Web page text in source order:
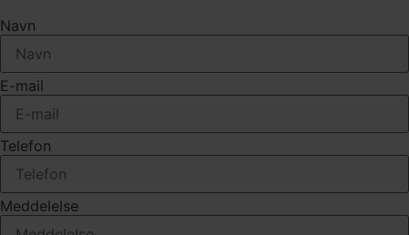
Navn
E-mail
Telefon
Meddelelse